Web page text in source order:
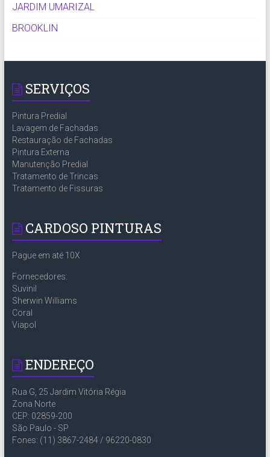
JARDIM UMARIZAL
BROOKLIN
SERVIÇOS
Pintura Predial
Lavagem de Fachadas
Restauração de Fachadas
Pintura Externa
Manutenção Predial
Tratamento de Trincas
Tratamento de Fissuras
CARDOSO PINTURAS
Pague em até 10X
Fornecedores:
Suvinil
Sherwin Williams
Coral
Viapol
ENDEREÇO
Rua G, 25 Jardim Vitória Régia
Zona Norte
CEP: 02859-200
São Paulo - SP
Fones: (11) 3867-2484 / 96220-0830